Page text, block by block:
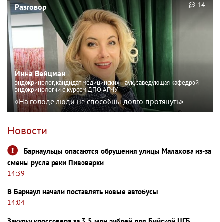
Разговор
Инна Вейцман
эндокринолог, кандидат медицинских наук, заведующая кафедрой
эндокринологии с курсом ДПО АГМУ
«На голоде люди не способны долго протянуть»
14
Новости
Барнаульцы опасаются обрушения улицы Малахова из-за
смены русла реки Пивоварки
14:39
В Барнаул начали поставлять новые автобусы
14:04